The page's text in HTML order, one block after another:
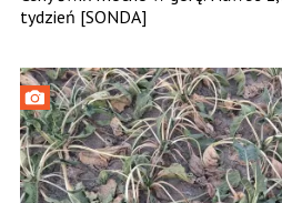
tydzień [SONDA]